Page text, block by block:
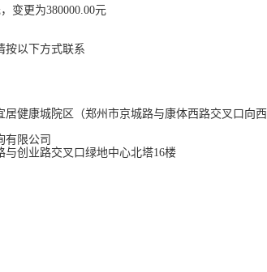
变更为380000.00元
按以下方式联系
健康城院区（郑州市京城路与康体西路交叉口向西
有限公司
与创业路交叉口绿地中心北塔16楼